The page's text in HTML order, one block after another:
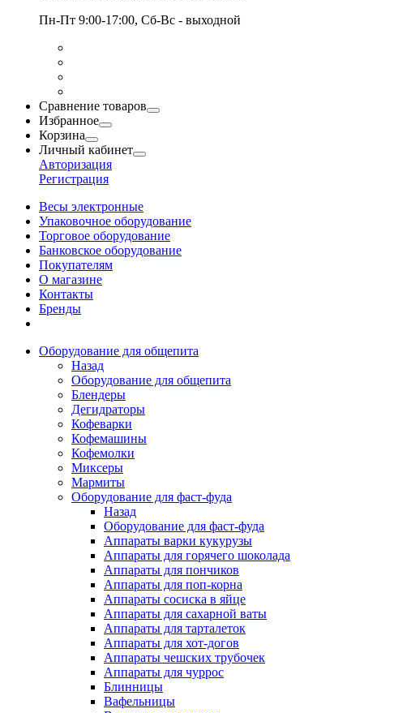
Пн-Пт 9:00-17:00, Сб-Вс - выходной
Сравнение товаров
Избранное
Корзина
Личный кабинет
Авторизация
Регистрация
Весы электронные
Упаковочное оборудование
Торговое оборудование
Банковское оборудование
Покупателям
О магазине
Контакты
Бренды
Оборудование для общепита
Назад
Оборудование для общепита
Блендеры
Дегидраторы
Кофеварки
Кофемашины
Кофемолки
Миксеры
Мармиты
Оборудование для фаст-фуда
Назад
Оборудование для фаст-фуда
Аппараты варки кукурузы
Аппараты для горячего шоколада
Аппараты для пончиков
Аппараты для поп-корна
Аппараты сосиска в яйце
Аппараты для сахарной ваты
Аппараты для тарталеток
Аппараты для хот-догов
Аппараты чешских трубочек
Аппараты для чуррос
Блинницы
Вафельницы